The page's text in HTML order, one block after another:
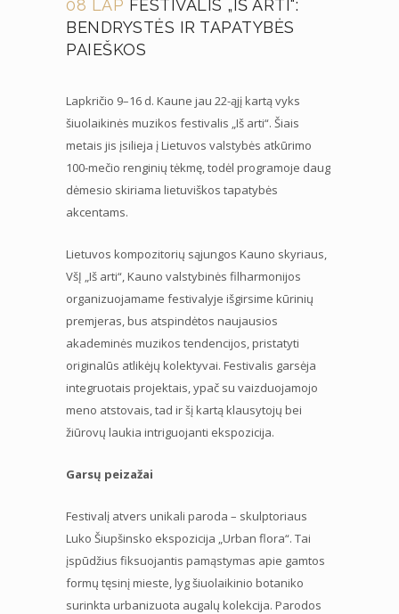
08 LAP FESTIVALIS „IŠ ARTI“:
BENDRYSTĖS IR TAPATYBĖS
PAIEŠKOS
Lapkričio 9–16 d. Kaune jau 22-ąjį kartą vyks
šiuolaikinės muzikos festivalis „Iš arti“. Šiais
metais jis įsilieja į Lietuvos valstybės atkūrimo
100-mečio renginių tėkmę, todėl programoje daug
dėmesio skiriama lietuviškos tapatybės
akcentams.
Lietuvos kompozitorių sąjungos Kauno skyriaus,
VšĮ „Iš arti“, Kauno valstybinės filharmonijos
organizuojamame festivalyje išgirsime kūrinių
premjeras, bus atspindėtos naujausios
akademinės muzikos tendencijos, pristatyti
originalūs atlikėjų kolektyvai. Festivalis garsėja
integruotais projektais, ypač su vaizduojamojo
meno atstovais, tad ir šį kartą klausytojų bei
žiūrovų laukia intriguojanti ekspozicija.
Garsų peizažai
Festivalį atvers unikali paroda – skulptoriaus
Luko Šiupšinsko ekspozicija „Urban flora“. Tai
įspūdžius fiksuojantis pamąstymas apie gamtos
formų tęsinį mieste, lyg šiuolaikinio botaniko
surinkta urbanizuota augalų kolekcija. Parodos